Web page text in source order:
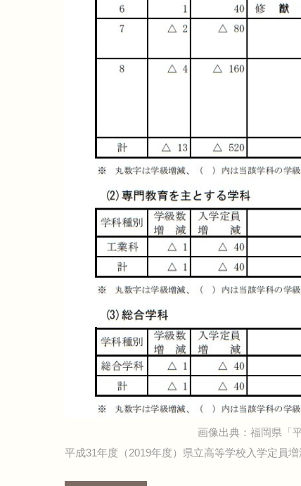
画像出典：福岡県「
平成31年度（2019年度）県立高等学校入学定員増